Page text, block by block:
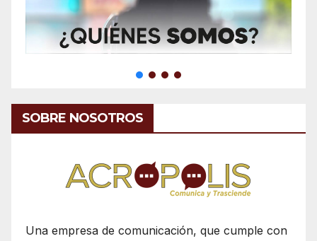
SOBRE NOSOTROS
Una empresa de comunicación, que cumple con